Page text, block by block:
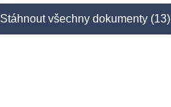
Stáhnout všechny dokumenty (13)